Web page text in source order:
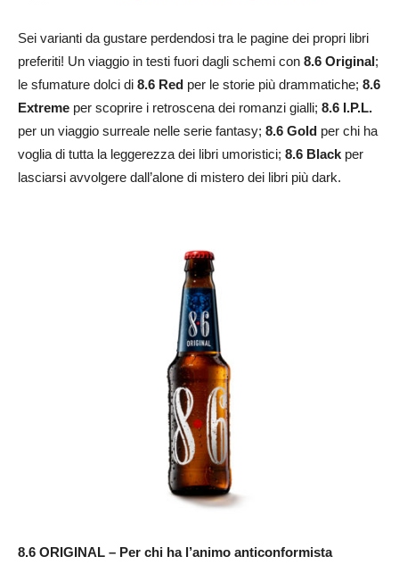
Sei varianti da gustare perdendosi tra le pagine dei propri libri
preferiti! Un viaggio in testi fuori dagli schemi con 8.6 Original;
le sfumature dolci di 8.6 Red per le storie più drammatiche; 8.6
Extreme per scoprire i retroscena dei romanzi gialli; 8.6 I.P.L.
per un viaggio surreale nelle serie fantasy; 8.6 Gold per chi ha
voglia di tutta la leggerezza dei libri umoristici; 8.6 Black per
lasciarsi avvolgere dall’alone di mistero dei libri più dark.
8.6 ORIGINAL – Per chi ha l’animo anticonformista